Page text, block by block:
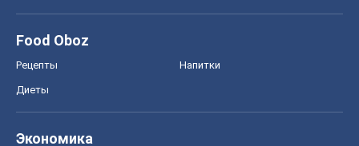
Food Oboz
Рецепты Напитки
Диеты
Экономика